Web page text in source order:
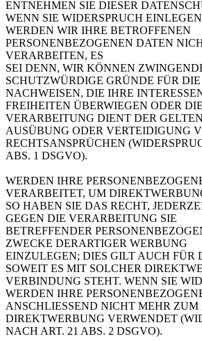
ENTNEHMEN SIE DIESER
WENN SIE WIDERSPRUCH
WERDEN WIR IHRE BETROFFENEN
PERSONENBEZOGENEN DATEN
VERARBEITEN, ES
SEI DENN, WIR KÖNNEN
SCHUTZWÜRDIGE GRÜNDE FÜR
NACHWEISEN, DIE IHRE
FREIHEITEN ÜBERWIEGEN ODER DIE
VERARBEITUNG DIENT DER
AUSÜBUNG ODER VERTEIDIGUNG
RECHTSANSPRÜCHEN
ABS. 1 DSGVO).
WERDEN IHRE
VERARBEITET, UM
SO HABEN SIE DAS RECHT,
GEGEN DIE VERARBEITUNG SIE
BETREFFENDER
ZWECKE DERARTIGER WERBUNG
EINZULEGEN; DIES GILT AUCH FÜR
SOWEIT ES MIT SOLCHER
VERBINDUNG STEHT. WENN SIE
WERDEN IHRE
ANSCHLIESSEND NICHT MEHR ZUM
DIREKTWERBUNG VERWENDET
NACH ART. 21 ABS. 2 DSGVO).